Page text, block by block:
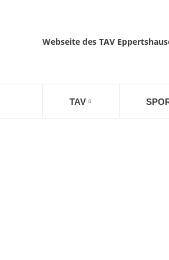
Webseite des TAV
TAV